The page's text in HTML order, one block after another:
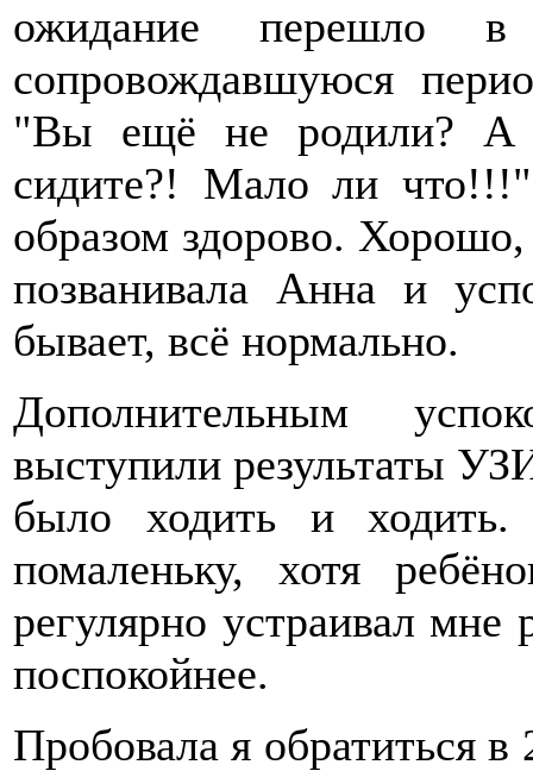
ожидание перешло в
сопровождавшуюся
"Вы ещё не родили? А
сидите?! Мало ли
образом здорово. Хорошо,
позванивала Анна и
бывает, всё нормально.
Дополнительным
выступили результаты
было ходить и
помаленьку, хотя
регулярно устраивал
поспокойнее.
Пробовала я обратиться